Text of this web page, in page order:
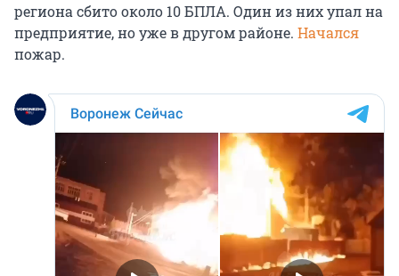
региона сбито около 10 БПЛА. Один из них упал на
предприятие, но уже в другом районе. Начался
пожар.